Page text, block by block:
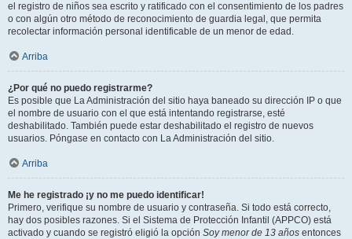
el registro de niños sea escrito y ratificado con el consentimiento de los padres
o con algún otro método de reconocimiento de guardia legal, que permita
recolectar información personal identificable de un menor de edad.
Arriba
¿Por qué no puedo registrarme?
Es posible que La Administración del sitio haya baneado su dirección IP o que
el nombre de usuario con el que está intentando registrarse, esté
deshabilitado. También puede estar deshabilitado el registro de nuevos
usuarios. Póngase en contacto con La Administración del sitio.
Arriba
Me he registrado ¡y no me puedo identificar!
Primero, verifique su nombre de usuario y contraseña. Si todo está correcto,
hay dos posibles razones. Si el Sistema de Protección Infantil (APPCO) está
activado y cuando se registró eligió la opción Soy menor de 13 años entonces